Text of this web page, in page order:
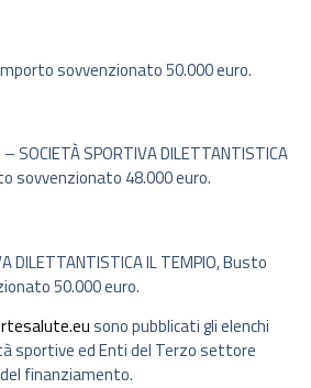
importo sovvenzionato 50.000 euro.
– SOCIETÀ SPORTIVA DILETTANTISTICA
sovvenzionato 48.000 euro.
DILETTANTISTICA IL TEMPIO, Busto
50.000 euro.
sono pubblicati gli elenchi
sportive ed Enti del Terzo settore
finanziamento.